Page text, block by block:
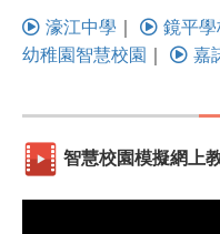
濠江中學 ｜ 鏡平學
幼稚園智慧校園 ｜ 嘉
智慧校園模擬網上